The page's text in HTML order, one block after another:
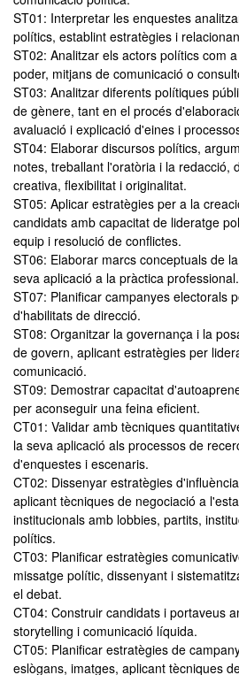
ST01: Interpretar les enquestes
polítics, establint estratègies i
ST02: Analitzar els actors polítics com
poder, mitjans de comunicació o
ST03: Analitzar diferents polítiques
de gènere, tant en el procés
avaluació i explicació d'eines i
ST04: Elaborar discursos polítics,
notes, treballant l'oratòria i la redacció,
creativa, flexibilitat i originalitat.
ST05: Aplicar estratègies per a la
candidats amb capacitat de lideratge
equip i resolució de conflictes.
ST06: Elaborar marcs conceptuals de
seva aplicació a la pràctica professional.
ST07: Planificar campanyes electorals
d'habilitats de direcció.
ST08: Organitzar la governança i la
de govern, aplicant estratègies per
comunicació.
ST09: Demostrar capacitat
per aconseguir una feina eficient.
CT01: Validar amb tècniques
la seva aplicació als processos de
d'enquestes i escenaris.
CT02: Dissenyar estratègies
aplicant tècniques de negociació a
institucionals amb lobbies, partits,
polítics.
CT03: Planificar estratègies
missatge polític, dissenyant i
el debat.
CT04: Construir candidats i portaveus
storytelling i comunicació líquida.
CT05: Planificar estratègies de
eslògans, imatges, aplicant tècniques